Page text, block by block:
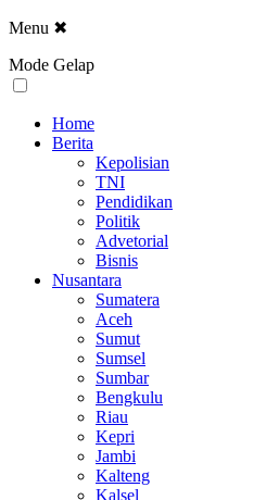
Menu ✖
Mode Gelap
Home
Berita
Kepolisian
TNI
Pendidikan
Politik
Advetorial
Bisnis
Nusantara
Sumatera
Aceh
Sumut
Sumsel
Sumbar
Bengkulu
Riau
Kepri
Jambi
Kalteng
Kalsel